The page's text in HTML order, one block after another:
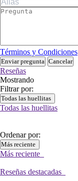
Términos y Condiciones
Enviar pregunta Cancelar
Reseñas
Mostrando
Filtrar por:
Todas las huellitas
Todas las huellitas
Ordenar por:
Más reciente
Más reciente
Reseñas destacadas